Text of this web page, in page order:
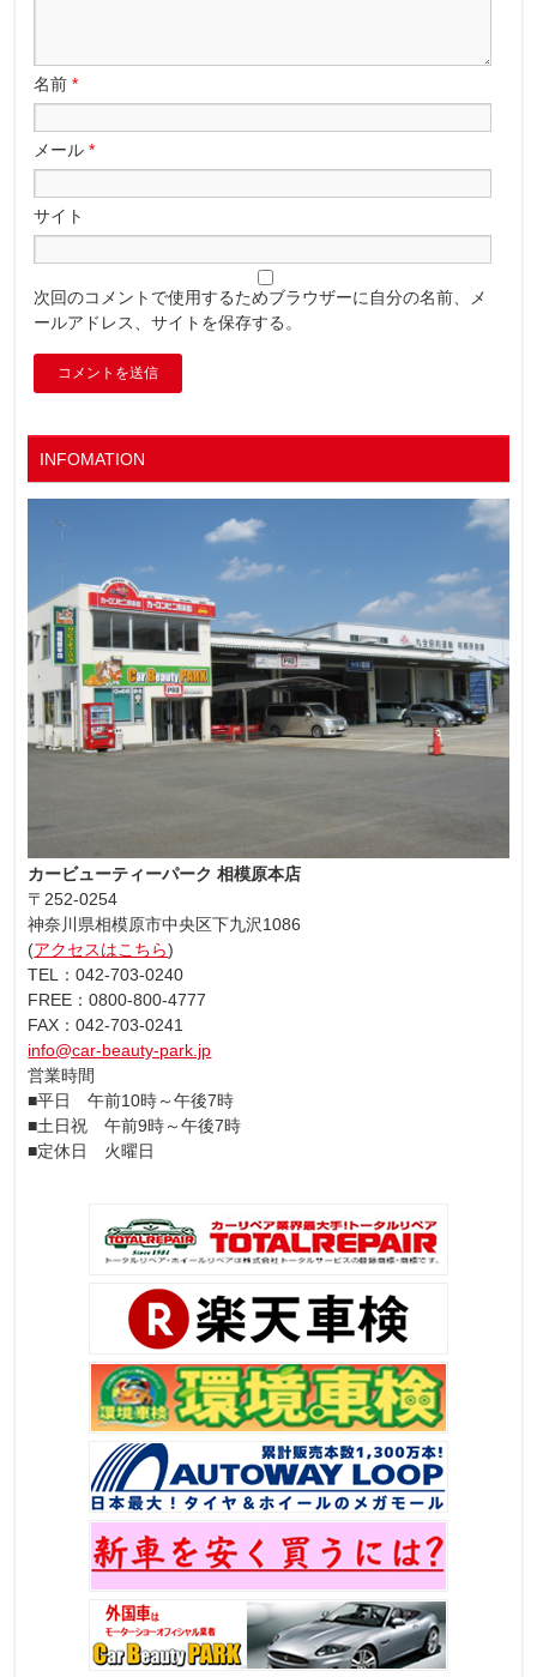
名前*
メール*
サイト
次回のコメントで使用するためブラウザーに自分の名前、メ
ールアドレス、サイトを保存する。
INFOMATION
カービューティーパーク 相模原本店
〒252-0254
神奈川県相模原市中央区下九沢1086
(アクセスはこちら)
TEL：042-703-0240
FREE：0800-800-4777
FAX：042-703-0241
info@car-beauty-park.jp
営業時間
■平日 午前10時～午後7時
■土日祝 午前9時～午後7時
■定休日 火曜日